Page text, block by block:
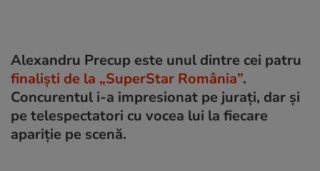
Alexandru Precup este unul dintre cei patru
finaliști de la „SuperStar România”.
Concurentul i-a impresionat pe jurați, dar și
pe telespectatori cu vocea lui la fiecare
apariție pe scenă.